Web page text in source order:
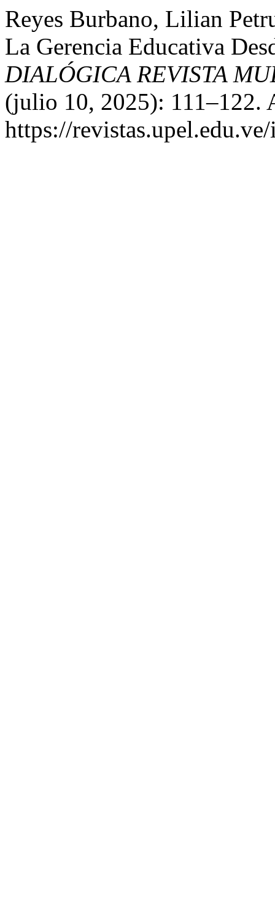
Reyes Burbano, Lilian
La Gerencia Educativa
DIALÓGICA REVISTA
(julio 10, 2025): 111–122.
https://